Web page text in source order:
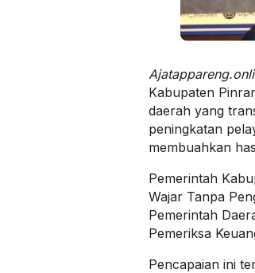
Kabupaten
daerah yang
peningkatan
membuahkan
Pemerintah
Wajar Tanpa
Pemerintah
Pemeriksa
Pencapaian ini